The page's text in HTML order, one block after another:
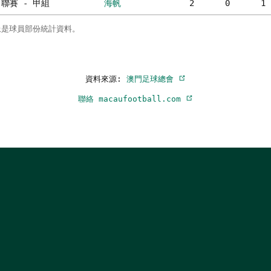
聯賽 - 甲組 海帆 2 0 1
球員部份統計資料。
資料來源: 澳門足球總會
聯絡 macaufootball.com